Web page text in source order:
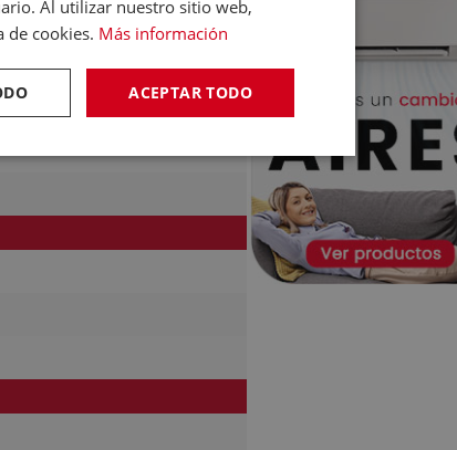
Al utilizar nuestro sitio web,
de cookies. Más información
ACEPTAR TODO